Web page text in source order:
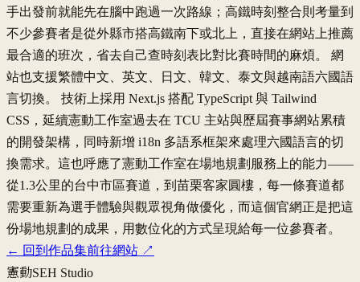
手出發前就能先在腦中跑過一次路線；高鐵時刻整合則考量到
不少參賽者是從外縣市搭高鐵南下或北上，直接在網站上推薦
最合適的班次，省去自己查時刻表比對比賽時間的麻煩。 網
站也支援繁體中文、英文、日文、韓文、泰文與越南語六國語
言切換。 技術上採用 Next.js 搭配 TypeScript 與 Tailwind
CSS，延續憲動工作室過去在 TCU 主站與歷屆賽事網站累積
的開發架構，同時新增 i18n 多語系框架來處理六國語言的切
換需求。這也呼應了憲動工作室在場地規劃服務上的能力——
從1.3公里的台中市區賽道，到苗栗客家圓樓，每一條賽道都
需要重新為選手體驗與觀眾視角做優化，而這個官網正是把這
份場地規劃的成果，用數位化的方式呈現給每一位參賽者。
← 回到作品集前往網站 ↗
憲動SEH Studio